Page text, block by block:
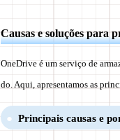
Causas e soluções para
OneDrive é um serviço de
do. Aqui, apresentamos as
Principais causas e